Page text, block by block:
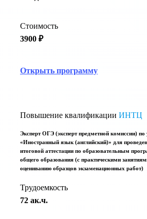
Стоимость
3900 ₽
Открыть программу
Повышение квалификации ИНТЦ
Эксперт ОГЭ (эксперт предметной комиссии)
«Иностранный язык (английский)» для
итоговой аттестации по образовательным
общего образования (с практическими
оцениванию образцов экзаменационных работ)
Трудоемкость
72 ак.ч.